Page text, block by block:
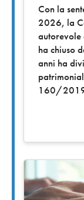
Con la
2026, la
autorevole
ha chiuso
anni ha
160/2019